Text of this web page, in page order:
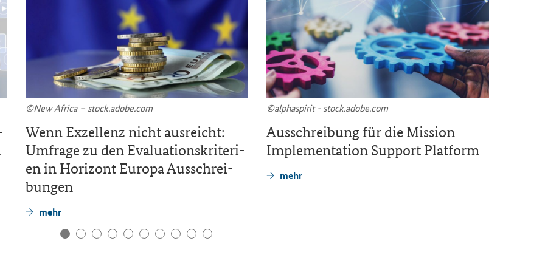
©New Af­ri­ca – stock.adobe.com
Wenn Ex­zel­lenz nicht aus­reicht:
Um­fra­ge zu den Eva­lua­ti­ons­kri­te­ri­
en in Ho­ri­zont Eu­ro­pa Aus­schrei­
bun­gen
mehr
©al­pha­spi­rit - stock.adobe.com
Aus­schrei­bung für die Mission
Implementation Support Plat­form
mehr